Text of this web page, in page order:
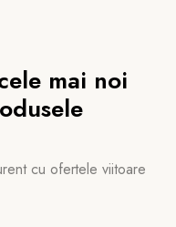
mai noi
cu ofertele viitoare